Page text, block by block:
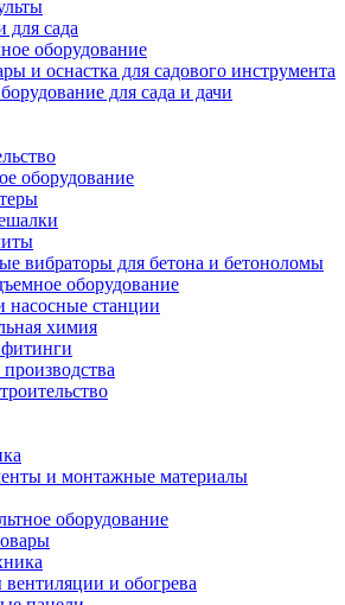
для сада
оборудование
и оснастка для садового инструмента
для сада и дачи
оборудование
вибраторы для бетона и бетоноломы
оборудование
насосные станции
химия
и монтажные материалы
оборудование
и обогрева